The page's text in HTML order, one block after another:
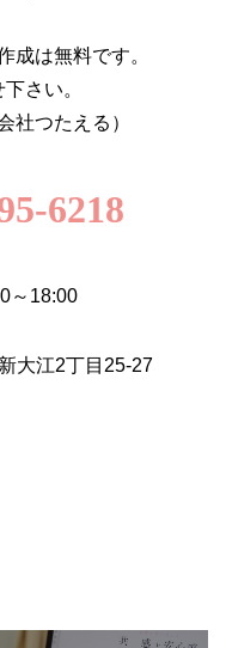
成は無料です。
さい。
社つたえる）
6218
～18:00
大江2丁目25-27